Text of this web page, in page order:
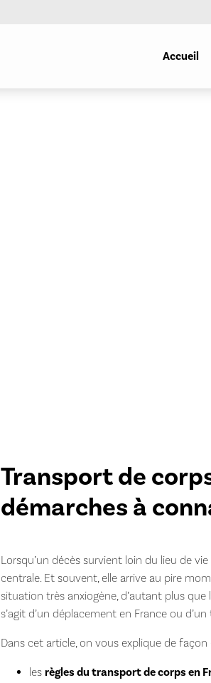
Accueil
Transport de
démarches à
Lorsqu’un décès survient loin du lieu de
centrale. Et souvent, elle arrive au pire
situation très anxiogène, d’autant plus
s’agit d’un déplacement en France ou
Dans cet article, on vous explique de
les règles du transport de corps en